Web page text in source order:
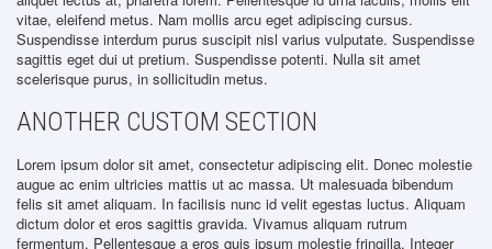
vitae, eleifend metus. Nam mollis arcu eget adipiscing cursus.
Suspendisse interdum purus suscipit nisl varius vulputate. Suspendisse
sagittis eget dui ut pretium. Suspendisse potenti. Nulla sit amet
scelerisque purus, in sollicitudin metus.
ANOTHER CUSTOM SECTION
Lorem ipsum dolor sit amet, consectetur adipiscing elit. Donec molestie
augue ac enim ultricies mattis ut ac massa. Ut malesuada bibendum
felis sit amet aliquam. In facilisis nunc id velit egestas luctus. Aliquam
dictum dolor et eros sagittis gravida. Vivamus aliquam rutrum
fermentum. Pellentesque a eros quis ipsum molestie fringilla. Integer